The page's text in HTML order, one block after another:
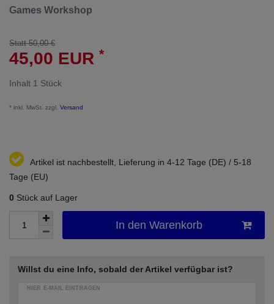
Games Workshop
Statt 50,00 €
45,00 EUR *
Inhalt 1 Stück
* inkl. MwSt. zzgl. Versand
Artikel ist nachbestellt, Lieferung in 4-12 Tage (DE) / 5-18
Tage (EU)
0 Stück auf Lager
In den Warenkorb
Willst du eine Info, sobald der Artikel verfügbar ist?
HIER E-MAIL EINTRAGEN